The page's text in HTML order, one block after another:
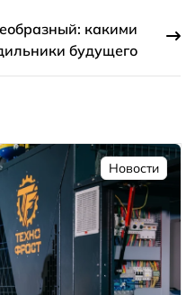
какими
будущего
Новости